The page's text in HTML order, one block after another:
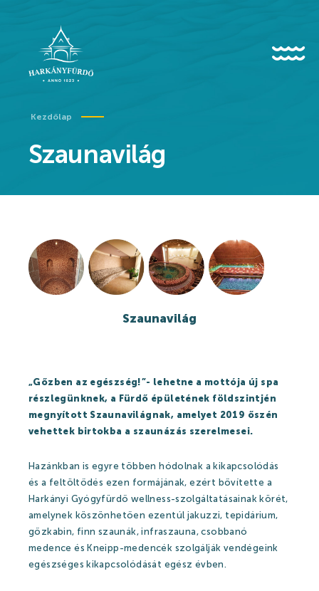
Karrier
Kedvezményes belépő egészségügyi dolgozóknak
Történet
Rólunk mondták
Partnerek
Gyógyfürdő
Gyógyfürdő
Gyógyvíz
Kezdőlap
Szaunavilág
Szaunavilág
„Gőzben az egészség!”- lehetne a mottója új spa
részlegünknek, a Fürdő épületének földszintjén
megnyított Szaunavilágnak, amelyet 2019 őszén
vehettek birtokba a szaunázás szerelmesei.
Hazánkban is egyre többen hódolnak a kikapcsolódás
és a feltöltődés ezen formájának, ezért bővítette a
Harkányi Gyógyfürdő wellness-szolgáltatásainak körét,
amelynek köszönhetően ezentúl jakuzzi, tepidárium,
gőzkabin, finn szaunák, infraszauna, csobbanó
medence és Kneipp-medencék szolgálják vendégeink
egészséges kikapcsolódását egész évben.